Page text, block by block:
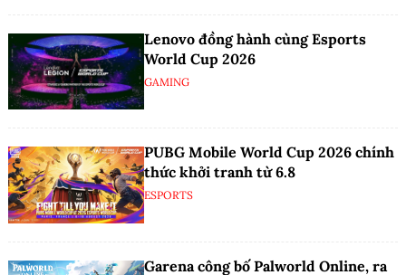
Lenovo đồng hành cùng Esports
World Cup 2026
GAMING
PUBG Mobile World Cup 2026 chính
thức khởi tranh từ 6.8
ESPORTS
Garena công bố Palworld Online, ra